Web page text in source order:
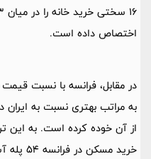
اختصاص داده است.
از آن خوده کرده است. به این
خرید مسکن در فرانسه 54 پله آسان‌تر از ایران است.